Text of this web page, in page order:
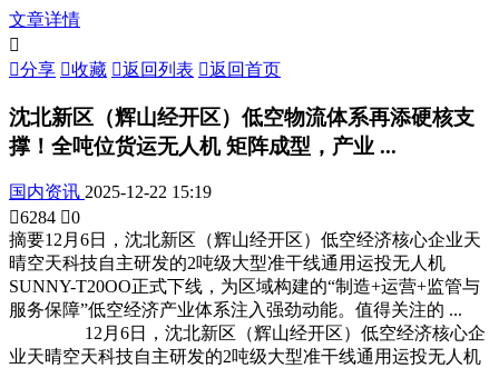
文章详情

分享 收藏 返回列表 返回首页
沈北新区（辉山经开区）低空物流体系再添硬核支
撑！全吨位货运无人机 矩阵成型，产业 ...
国内资讯 2025-12-22 15:19
6284 0
摘要12月6日，沈北新区（辉山经开区）低空经济核心企业天
晴空天科技自主研发的2吨级大型准干线通用运投无人机
SUNNY-T20OO正式下线，为区域构建的“制造+运营+监管与
服务保障”低空经济产业体系注入强劲动能。值得关注的 ...
12月6日，沈北新区（辉山经开区）低空经济核心企
业天晴空天科技自主研发的2吨级大型准干线通用运投无人机